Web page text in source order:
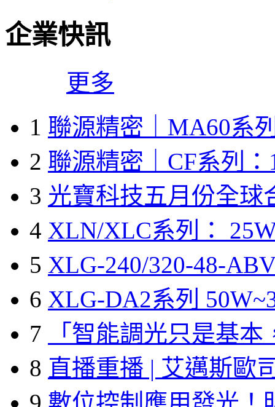
企業快訊
更多
1 聯源精密｜MA60系
2 聯源精密｜CF系列：
3 光寶科技五月份全球
4 XLN/XLC系列：
5 XLG-240/320-48-
6 XLG-DA2系列
7
「智能調光只是基本
8 直播重播 | 艾邁斯歐